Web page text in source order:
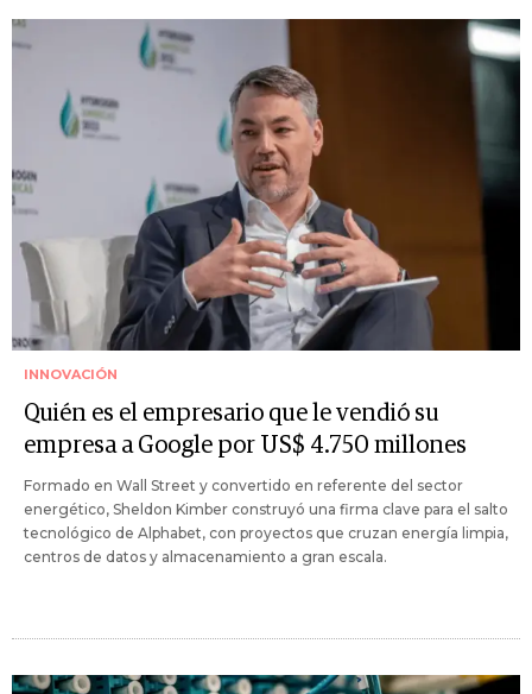
INNOVACIÓN
Quién es el empresario que le vendió su
empresa a Google por US$ 4.750 millones
Formado en Wall Street y convertido en referente del sector
energético, Sheldon Kimber construyó una firma clave para el salto
tecnológico de Alphabet, con proyectos que cruzan energía limpia,
centros de datos y almacenamiento a gran escala.